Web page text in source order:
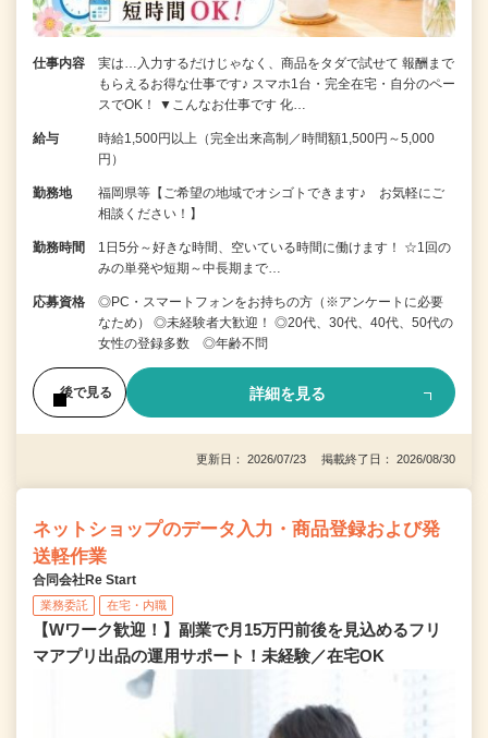
仕事内容
実は…入力するだけじゃなく、商品をタダで試せて 報酬まで
もらえるお得な仕事です♪ スマホ1台・完全在宅・自分のペー
スでOK！ ▼こんなお仕事です 化…
給与
時給1,500円以上（完全出来高制／時間額1,500円～5,000
円）
勤務地
福岡県等【ご希望の地域でオシゴトできます♪ お気軽にご
相談ください！】
勤務時間
1日5分～好きな時間、空いている時間に働けます！ ☆1回の
みの単発や短期～中長期まで…
応募資格
◎PC・スマートフォンをお持ちの方（※アンケートに必要
なため） ◎未経験者大歓迎！ ◎20代、30代、40代、50代の
女性の登録多数 ◎年齢不問
後で見る 詳細を見る
更新日： 2026/07/23 掲載終了日： 2026/08/30
ネットショップのデータ入力・商品登録および発
送軽作業
合同会社Re Start
業務委託 在宅・内職
【Wワーク歓迎！】副業で月15万円前後を見込めるフリ
マアプリ出品の運用サポート！未経験／在宅OK